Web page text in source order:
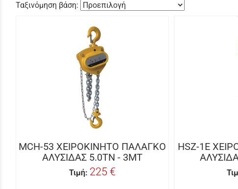
Ταξινόμηση βάση:
MCH-53 ΧΕΙΡΟΚΙΝΗΤΟ ΠΑΛΑΓΚΟ
ΑΛΥΣΙΔΑΣ 5.0TN - 3MT
Τιμή: 225 €
HSZ-1E